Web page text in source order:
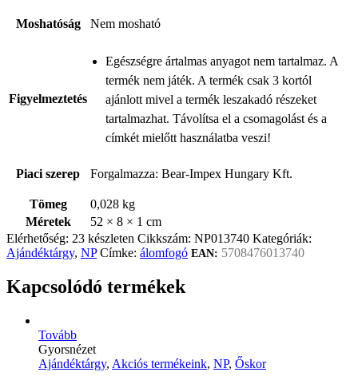
Moshatóság Nem mosható
Figyelmeztetés
Egészségre ártalmas anyagot nem tartalmaz. A
termék nem játék. A termék csak 3 kortól
ajánlott mivel a termék leszakadó részeket
tartalmazhat. Távolítsa el a csomagolást és a
címkét mielőtt használatba veszi!
Piaci szerep Forgalmazza: Bear-Impex Hungary Kft.
Tömeg
0,028 kg
Méretek
52 × 8 × 1 cm
Elérhetőség: 23 készleten Cikkszám: NP013740 Kategóriák:
Ajándéktárgy, NP Címke: álomfogó EAN: 5708476013740
Kapcsolódó termékek
Tovább
Gyorsnézet
Ajándéktárgy, Akciós termékeink, NP, Őskor